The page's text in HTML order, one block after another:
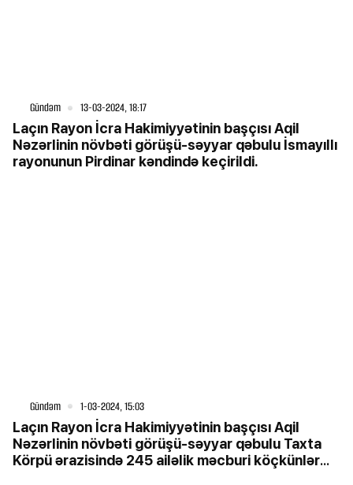
Gündəm 13-03-2024, 18:17
Laçın Rayon İcra Hakimiyyətinin başçısı Aqil
Nəzərlinin növbəti görüşü-səyyar qəbulu İsmayıllı
rayonunun Pirdinar kəndində keçirildi.
Gündəm 1-03-2024, 15:03
Laçın Rayon İcra Hakimiyyətinin başçısı Aqil
Nəzərlinin növbəti görüşü-səyyar qəbulu Taxta
Körpü ərazisində 245 ailəlik məcburi köçkünlər